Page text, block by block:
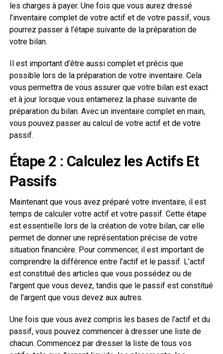
les charges à payer. Une fois que vous aurez dressé
l’inventaire complet de votre actif et de votre passif, vous
pourrez passer à l’étape suivante de la préparation de
votre bilan.
Il est important d’être aussi complet et précis que
possible lors de la préparation de votre inventaire. Cela
vous permettra de vous assurer que votre bilan est exact
et à jour lorsque vous entamerez la phase suivante de
préparation du bilan. Avec un inventaire complet en main,
vous pouvez passer au calcul de votre actif et de votre
passif.
Étape 2 : Calculez les Actifs Et
Passifs
Maintenant que vous avez préparé votre inventaire, il est
temps de calculer votre actif et votre passif. Cette étape
est essentielle lors de la création de votre bilan, car elle
permet de donner une représentation précise de votre
situation financière. Pour commencer, il est important de
comprendre la différence entre l’actif et le passif. L’actif
est constitué des articles que vous possédez ou de
l’argent que vous devez, tandis que le passif est constitué
de l’argent que vous devez aux autres.
Une fois que vous avez compris les bases de l’actif et du
passif, vous pouvez commencer à dresser une liste de
chacun. Commencez par dresser la liste de tous vos